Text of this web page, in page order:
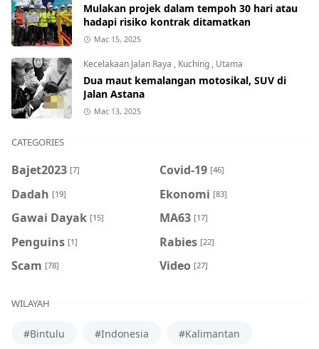
Mulakan projek dalam tempoh 30 hari atau
hadapi risiko kontrak ditamatkan
Mac 15, 2025
Kecelakaan Jalan Raya , Kuching , Utama
Dua maut kemalangan motosikal, SUV di
Jalan Astana
Mac 13, 2025
CATEGORIES
Bajet2023 [7] Covid-19 [46]
Dadah [19] Ekonomi [83]
Gawai Dayak [15] MA63 [17]
Penguins [1] Rabies [22]
Scam [78] Video [27]
WILAYAH
#Bintulu #Indonesia #Kalimantan